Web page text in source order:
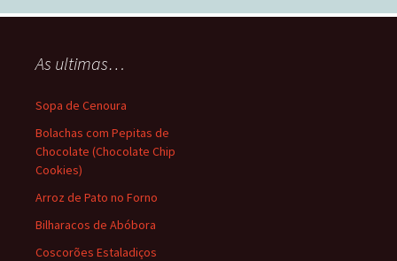
As ultimas…
Sopa de Cenoura
Bolachas com Pepitas de
Chocolate (Chocolate Chip
Cookies)
Arroz de Pato no Forno
Bilharacos de Abóbora
Coscorões Estaladiços